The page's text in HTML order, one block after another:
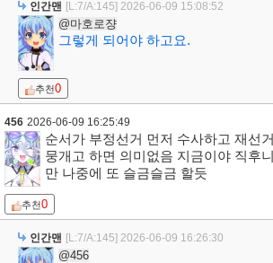
인간맨 [L:7/A:145] 2026-06-09 15:08:52
@마호로쟝
그렇게 되어야 하고요.
추천0
456 2026-06-09 16:25:49
순서가 부정선거 먼저 수사하고 재선
뭉개고 하면 의미없음 지금이야 직후
만 나중에 또 슬금슬금 할듯
추천0
인간맨 [L:7/A:145] 2026-06-09 16:26:30
@456